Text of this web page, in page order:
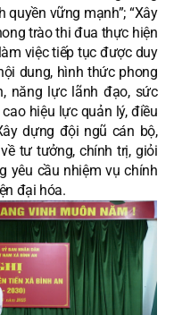
quyền vững mạnh”; “Xây
trào thi đua thực hiện
việc tiếp tục được duy
dung, hình thức phong
năng lực lãnh đạo, sức
hiệu lực quản lý, điều
dựng đội ngũ cán bộ,
tư tưởng, chính trị, giỏi
yêu cầu nhiệm vụ chính
đại hóa.